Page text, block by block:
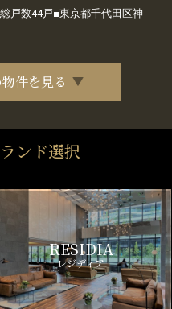
戸数44戸■東京都千代田区神
件を見る
ンド選択
RESIDIA
レジディア